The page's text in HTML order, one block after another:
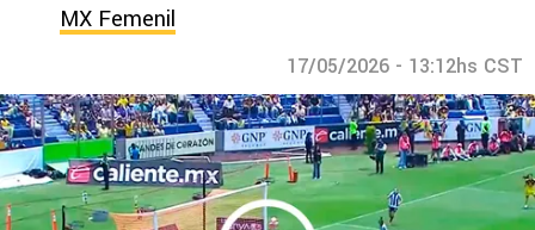
MX Femenil
17/05/2026 - 13:12hs CST